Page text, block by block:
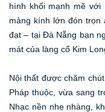
hình khối mạnh mẽ với
mảng kính lớn đón trọn
đạt – tại Đà Nẵng bạn
mát của làng cổ Kim
Nội thất được chăm
Pháp thuộc, vừa sang
Nhạc nền nhẹ nhàng,